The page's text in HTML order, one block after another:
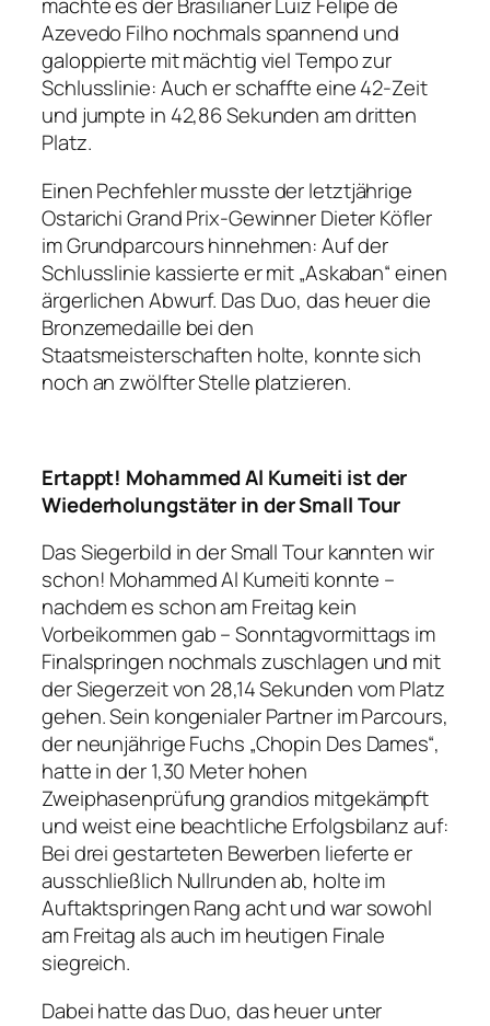
Azevedo Filho nochmals spannend und
galoppierte mit mächtig viel Tempo zur
Schlusslinie: Auch er schaffte eine 42-Zeit
und jumpte in 42,86 Sekunden am dritten
Platz.
Einen Pechfehler musste der letztjährige
Ostarichi Grand Prix-Gewinner Dieter Köfler
im Grundparcours hinnehmen: Auf der
Schlusslinie kassierte er mit „Askaban“ einen
ärgerlichen Abwurf. Das Duo, das heuer die
Bronzemedaille bei den
Staatsmeisterschaften holte, konnte sich
noch an zwölfter Stelle platzieren.
Ertappt! Mohammed Al Kumeiti ist der
Wiederholungstäter in der Small Tour
Das Siegerbild in der Small Tour kannten wir
schon! Mohammed Al Kumeiti konnte –
nachdem es schon am Freitag kein
Vorbeikommen gab – Sonntagvormittags im
Finalspringen nochmals zuschlagen und mit
der Siegerzeit von 28,14 Sekunden vom Platz
gehen. Sein kongenialer Partner im Parcours,
der neunjährige Fuchs „Chopin Des Dames“,
hatte in der 1,30 Meter hohen
Zweiphasenprüfung grandios mitgekämpft
und weist eine beachtliche Erfolgsbilanz auf:
Bei drei gestarteten Bewerben lieferte er
ausschließlich Nullrunden ab, holte im
Auftaktspringen Rang acht und war sowohl
am Freitag als auch im heutigen Finale
siegreich.
Dabei hatte das Duo, das heuer unter